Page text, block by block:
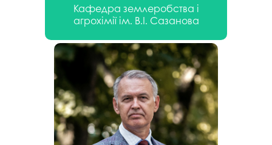
Кафедра землеробства і
агрохімії ім. В.І. Сазанова